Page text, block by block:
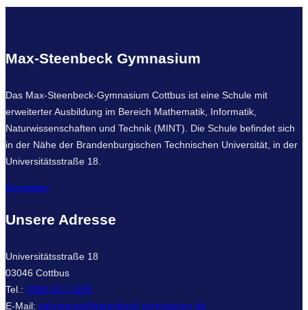
Max-Steenbeck Gymnasium
Das Max-Steenbeck-Gymnasium Cottbus ist eine Schule mit
erweiterter Ausbildung im Bereich Mathematik, Informatik,
Naturwissenschaften und Technik (MINT). Die Schule befindet sich
in der Nähe der Brandenburgischen Technischen Universität, in der
Universitätsstraße 18.
Anmelden
Unsere Adresse
Universitätsstraße 18
03046 Cottbus
Tel.: 0355 612 1600
E-Mail: sekretariat@steenbeck-gymnasium.de